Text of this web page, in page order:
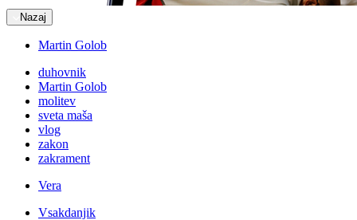
Nazaj
Martin Golob
duhovnik
Martin Golob
molitev
sveta maša
vlog
zakon
zakrament
Vera
Vsakdanjik